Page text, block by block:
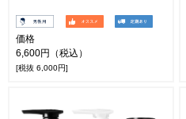
価格
6,600円（税込）
[税抜 6,000円]